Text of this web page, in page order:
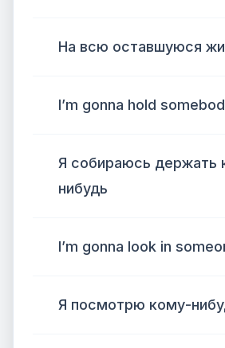
На всю оставшуюся
I’m gonna hold
Я собираюсь держать
нибудь
I’m gonna look in
Я посмотрю кому-